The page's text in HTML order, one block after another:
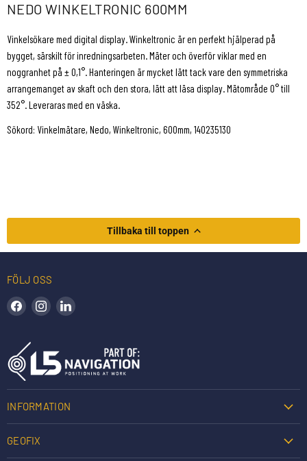
NEDO WINKELTRONIC 600MM
Vinkelsökare med digital display. Winkeltronic är en perfekt hjälperad på
bygget, särskilt för inredningsarbeten. Mäter och överför viklar med en
noggranhet på ± 0,1°. Hanteringen är mycket lätt tack vare den symmetriska
arrangemanget av skaft och den stora, lätt att läsa display. Mätområde 0° till
352°. Leveraras med en väska.
Sökord: Vinkelmätare, Nedo, Winkeltronic, 600mm, 140235130
Tillbaka till toppen
FÖLJ OSS
Hitta oss på Facebook
Hitta oss på Instagram
INFORMATION
GEOFIX